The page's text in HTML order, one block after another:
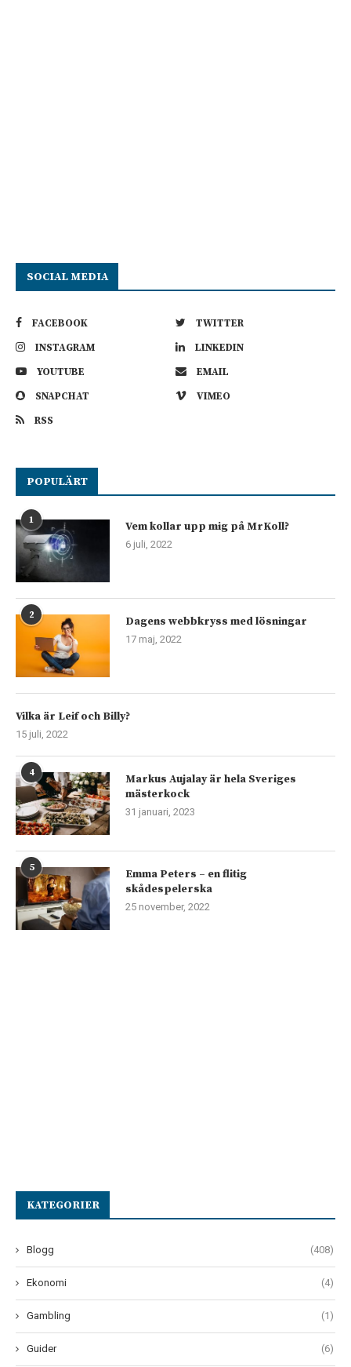
SOCIAL MEDIA
FACEBOOK
TWITTER
INSTAGRAM
LINKEDIN
YOUTUBE
EMAIL
SNAPCHAT
VIMEO
RSS
POPULÄRT
1 Vem kollar upp mig på MrKoll?
6 juli, 2022
2 Dagens webbkryss med lösningar
17 maj, 2022
Vilka är Leif och Billy?
15 juli, 2022
4
Markus Aujalay är hela Sveriges
mästerkock
31 januari, 2023
5
Emma Peters – en flitig
skådespelerska
25 november, 2022
KATEGORIER
Blogg (408)
Ekonomi (4)
Gambling (1)
Guider (6)